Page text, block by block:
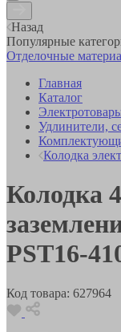
Назад
Популярные
Отделочные
Главная
Каталог
Удлинители,
Колодка
Колодка
PST16-
Код товара: 627964